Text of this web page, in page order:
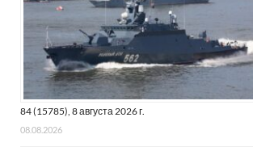
84 (15785), 8 августа 2026 г.
08.08.2026